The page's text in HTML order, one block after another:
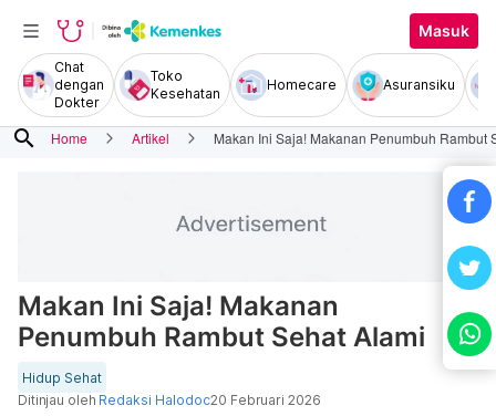
Masuk
Chat
dengan
Dokter
Toko
Kesehatan
Homecare Asuransiku
search Home Artikel Makan Ini Saja! Makanan Penumbuh Rambut
Makan Ini Saja! Makanan
Penumbuh Rambut Sehat Alami
Hidup Sehat
Ditinjau oleh Redaksi Halodoc20 Februari 2026